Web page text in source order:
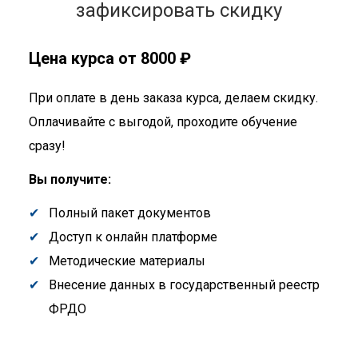
зафиксировать скидку
Цена курса от 8000 ₽
При оплате в день заказа курса, делаем скидку.
Оплачивайте с выгодой, проходите обучение
сразу!
Вы получите:
Полный пакет документов
Доступ к онлайн платформе
Методические материалы
Внесение данных в государственный реестр
ФРДО